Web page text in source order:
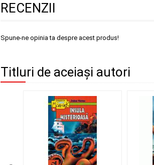
RECENZII
Spune-ne opinia ta despre acest produs!
Titluri de aceiași autori